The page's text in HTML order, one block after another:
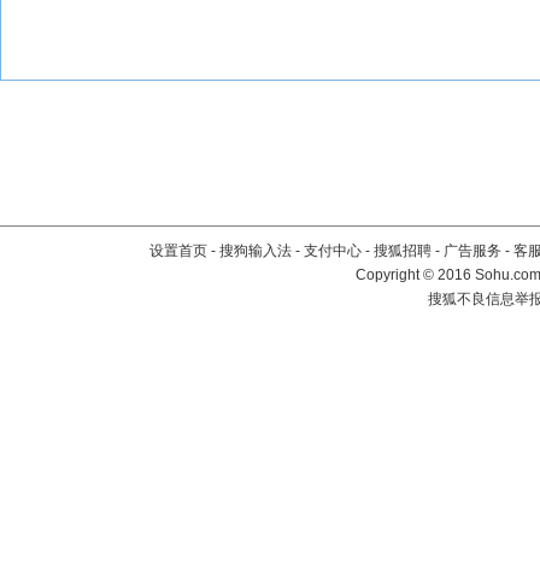
设置首页 - 搜狗输入法 - 支付中心 - 搜狐招聘 - 广告服务 - 客
Copyright©2016
搜狐不良信息举